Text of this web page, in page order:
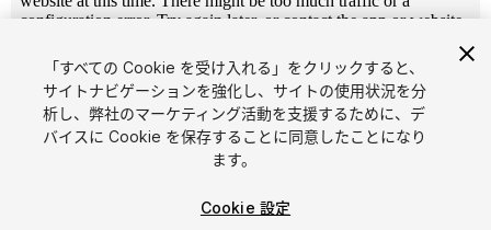
1 /6
「すべての Cookie を受け入れる」をクリックすると、
サイトナビゲーションを強化し、サイトの使用状況を分
析し、弊社のマーケティング活動を支援するために、デ
バイスに Cookie を保存することに同意したことになり
ます。
Cookie 設定